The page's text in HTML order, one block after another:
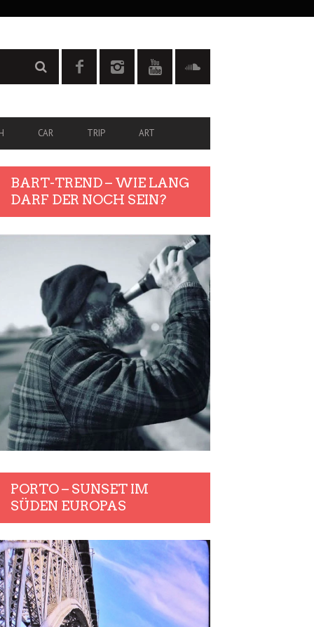
CAR TRIP ART
BART-TREND – WIE LANG
DARF DER NOCH SEIN?
PORTO – SUNSET IM
SÜDEN EUROPAS